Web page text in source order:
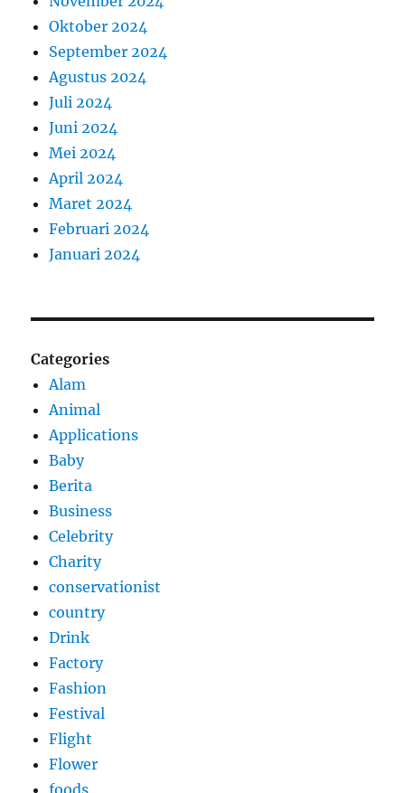
Oktober 2024
September 2024
Agustus 2024
Juli 2024
Juni 2024
Mei 2024
April 2024
Maret 2024
Februari 2024
Januari 2024
Categories
Alam
Animal
Applications
Baby
Berita
Business
Celebrity
Charity
conservationist
country
Drink
Factory
Fashion
Festival
Flight
Flower
foods